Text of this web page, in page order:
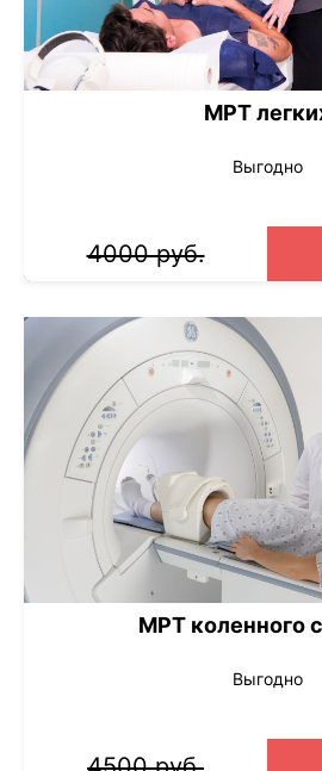
МРТ
Выгодно
4000 руб.
МРТ коленного
Выгодно